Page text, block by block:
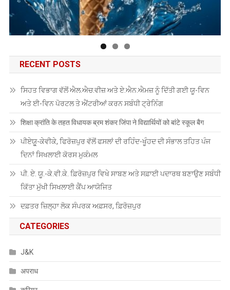
RECENT POSTS
ਸਿਹਤ ਵਿਭਾਗ ਵੱਲੋਂ ਐਲ.ਐਚ.ਵੀਜ਼ ਅਤੇ ਏ.ਐਨ.ਐਮਜ਼ ਨੂੰ ਦਿੱਤੀ ਗਈ ਯੂ-ਵਿਨ
ਅਤੇ ਈ-ਵਿਨ ਪੋਰਟਲ ਤੇ ਐਂਟਰੀਆਂ ਕਰਨ ਸਬੰਧੀ ਟ੍ਰੇਨਿੰਗ
शिक्षा क्रांति के तहत विधायक ब्रम शंकर जिंपा ने विद्यार्थियों को बांटे स्कूल बैग
ਪੀਏਯੂੑ-ਕੇਵੀਕੇ, ਫਿਰੋਜ਼ਪੁਰ ਵੱਲੋਂ ਫਸਲਾਂ ਦੀ ਰਹਿੰਦ-ਖੂੰਹਦ ਦੀ ਸੰਭਾਲ ਤਹਿਤ ਪੰਜ
ਦਿਨਾਂ ਸਿਖਲਾਈ ਕੋਰਸ ਮੁਕੰਮਲ
ਪੀ. ਏ. ਯੂ.-ਕੇ.ਵੀ.ਕੇ. ਫ਼ਿਰੋਜ਼ਪੁਰ ਵਿਖੇ ਸਾਬਣ ਅਤੇ ਸਫ਼ਾਈ ਪਦਾਰਥ ਬਣਾਉਣ ਸਬੰਧੀ
ਕਿੱਤਾ ਮੁੱਖੀ ਸਿਖਲਾਈ ਕੈਂਪ ਆਯੋਜਿਤ
ਦਫ਼ਤਰ ਜ਼ਿਲ੍ਹਾ ਲੋਕ ਸੰਪਰਕ ਅਫ਼ਸਰ, ਫ਼ਿਰੋਜ਼ਪੁਰ
CATEGORIES
J&K
अपराध